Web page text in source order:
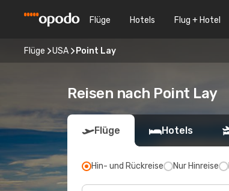
Flüge Hotels Flug + Hotel
Flüge USA Point Lay
Reisen nach Point Lay
Flüge Hotels
Hin- und Rückreise Nur Hinreise